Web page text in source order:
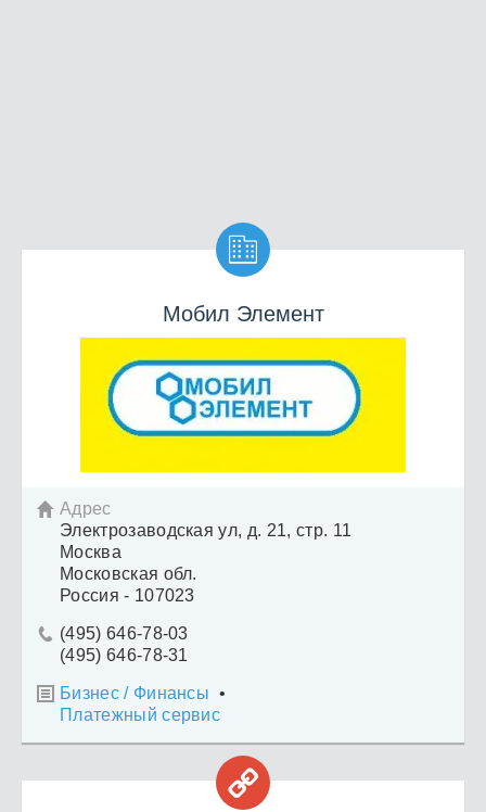

Мобил Элемент
 Адрес
Электрозаводская ул, д. 21, стр. 11
Москва
Московская обл.
Россия - 107023
 (495) 646-78-03
(495) 646-78-31
 Бизнес / Финансы •
Платежный сервис
